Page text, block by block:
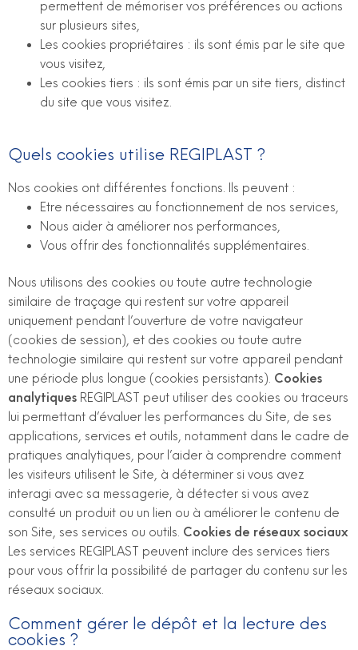
permettent de mémoriser vos préférences ou actions
sur plusieurs sites,
Les cookies propriétaires : ils sont émis par le site que
vous visitez,
Les cookies tiers : ils sont émis par un site tiers, distinct
du site que vous visitez.
Quels cookies utilise REGIPLAST ?
Nos cookies ont différentes fonctions. Ils peuvent :
Etre nécessaires au fonctionnement de nos services,
Nous aider à améliorer nos performances,
Vous offrir des fonctionnalités supplémentaires.
Nous utilisons des cookies ou toute autre technologie
similaire de traçage qui restent sur votre appareil
uniquement pendant l’ouverture de votre navigateur
(cookies de session), et des cookies ou toute autre
technologie similaire qui restent sur votre appareil pendant
une période plus longue (cookies persistants). Cookies
analytiques REGIPLAST peut utiliser des cookies ou traceurs
lui permettant d’évaluer les performances du Site, de ses
applications, services et outils, notamment dans le cadre de
pratiques analytiques, pour l’aider à comprendre comment
les visiteurs utilisent le Site, à déterminer si vous avez
interagi avec sa messagerie, à détecter si vous avez
consulté un produit ou un lien ou à améliorer le contenu de
son Site, ses services ou outils. Cookies de réseaux sociaux
Les services REGIPLAST peuvent inclure des services tiers
pour vous offrir la possibilité de partager du contenu sur les
réseaux sociaux.
Comment gérer le dépôt et la lecture des
cookies ?